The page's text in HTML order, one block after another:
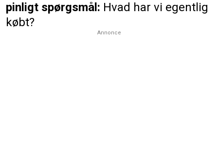
pinligt spørgsmål: Hvad har vi egentlig
købt?
Annonce